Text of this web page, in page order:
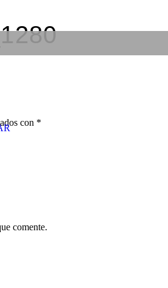
con *
comente.